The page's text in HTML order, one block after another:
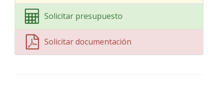
Solicitar presupuesto
Solicitar documentación